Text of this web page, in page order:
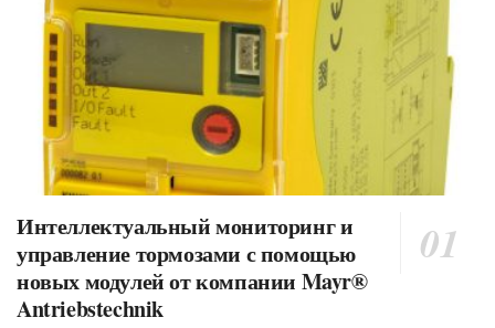
Интеллектуальный мониторинг и
управление тормозами с помощью
новых модулей от компании Mayr®
Antriebstechnik